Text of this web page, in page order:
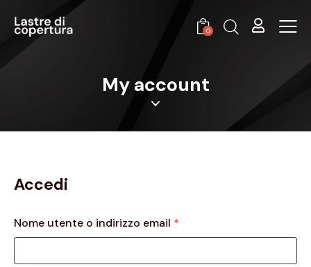
0
My account
Accedi
Nome utente o indirizzo email *